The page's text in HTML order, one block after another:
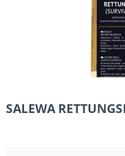
SALEWA